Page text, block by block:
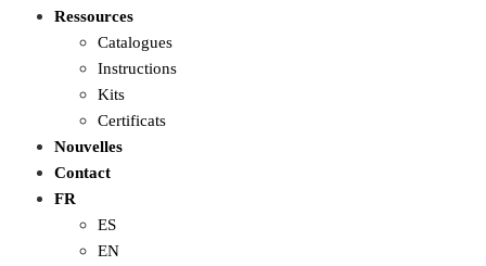
Ressources
Catalogues
Instructions
Kits
Certificats
Nouvelles
Contact
FR
ES
EN